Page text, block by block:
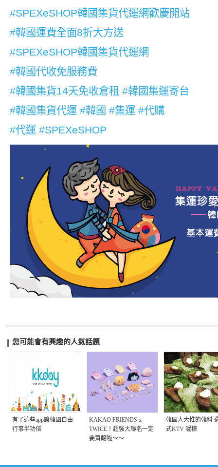
#SPEXeSHOP韓國集貨代運網歡慶開站
#韓國運費全面8折大方送
#SPEXeSHOP韓國集貨代運網
#韓國代收免服務費
#韓國集貨14天免收倉租 #韓國集運寄台
#韓國集貨代運 #韓國 #集運 #代購
#代運 #SPEXeSHOP
您可能會有興趣的人氣話題
有了這些app讓韓國自由
行事半功倍
KAKAO FRIENDS x
TWICE！超強大聯名一定
要買翻啦～～
韓國人大推的韓料
式KTV 喔摸